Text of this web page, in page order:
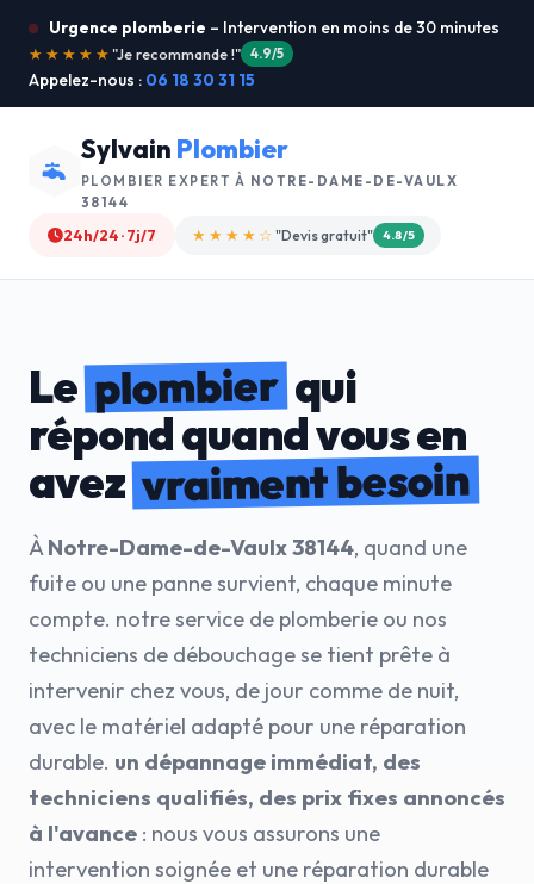
Urgence plomberie – Intervention en moins de 30 minutes
★★★★★"Service ultra rapide !" 5.0/5
Appelez-nous : 06 18 30 31 15
Sylvain Plombier
PLOMBIER EXPERT À NOTRE-DAME-DE-VAULX
38144
24h/24 · 7j/7 ★★★★☆ "Devis gratuit" 4.8/5
Leplombierqui
répond quand vous en
avezvraiment besoin
ÀNotre-Dame-de-Vaulx 38144, quand une
fuite ou une panne survient, chaque minute
compte. notre service de plomberie ou nos
techniciens de débouchage se tient prête à
intervenir chez vous, de jour comme de nuit,
avec le matériel adapté pour une réparation
durable. un dépannage immédiat, des
techniciens qualifiés, des prix fixes annoncés
à l'avance : nous vous assurons une
intervention soignée et une réparation durable